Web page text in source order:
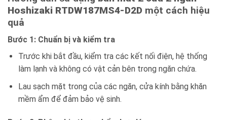
Hoshizaki RTDW187MS4-D2D một cách hiệu
quả
Bước 1: Chuẩn bị và kiểm tra
Trước khi bắt đầu, kiểm tra các kết nối điện, hệ thống
làm lạnh và không có vật cản bên trong ngăn chứa.
Lau sạch mặt trong của các ngăn, cửa kính bằng khăn
mềm ẩm để đảm bảo vệ sinh.